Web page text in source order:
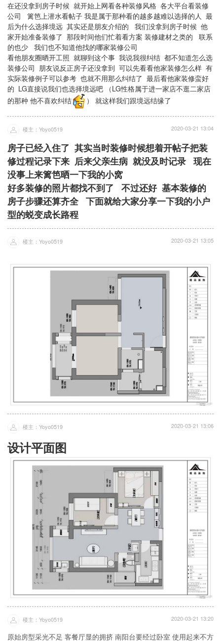
在还没拿到房子时候 就开始上网看各种装修风格 各大平台看装修
公司 篱笆上潜水看帖子 我是属于那种看的越多越难以选择的人 最
后为什么选择境远 其实还是朋友介绍的 我们没拿到房子时候 他
家开始准备装修了 那段时间他们忙着看方案 装修建材之类的 联系
的也少 我们也不知道他找的哪家装修公司
看他朋友圈晒开工照 就聊到这个事 我说我很纠结 都不知道怎么选
装修公司 朋友说反正房子还没拿到 可以先看看他家装修怎么样 有
实际装修例子可以参考 也就不用那么纠结了 最后看他家装修蛮好
的 LG直接说我们也选择境远吧 （LG性格属于进一家店不逛二家店
的那种 他不喜欢纠结
） 就这样我们跟境远结缘了
楼主：Yoyo0519 2020-03-21 13:04
房子已经入住了 其实当时装修时候想着开帖子把装
修过程记录下来 后来父亲生病 就没及时记录 现在
没事上来篱笆晒一下我的小窝
好多装修的照片都找不到了 不过还好 基本装修的
房子步骤还算齐全 下面就给大家分享一下我的小户
型的蜕变成长路程
楼主：Yoyo0519 2020-03-21 13:05
楼主：Yoyo0519 2020-03-21 13:06
设计平面图
楼主：Yoyo0519 2020-03-21 13:20
原始房型采光不足 客餐厅显的拥挤 南阳台要经过卧室 使用起来不方